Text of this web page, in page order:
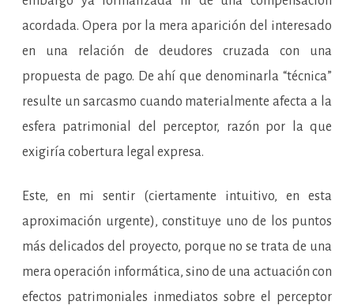
acordada. Opera por la mera aparición del interesado
en una relación de deudores cruzada con una
propuesta de pago. De ahí que denominarla “técnica”
resulte un sarcasmo cuando materialmente afecta a la
esfera patrimonial del perceptor, razón por la que
exigiría cobertura legal expresa.
Este, en mi sentir (ciertamente intuitivo, en esta
aproximación urgente), constituye uno de los puntos
más delicados del proyecto, porque no se trata de una
mera operación informática, sino de una actuación con
efectos patrimoniales inmediatos sobre el perceptor